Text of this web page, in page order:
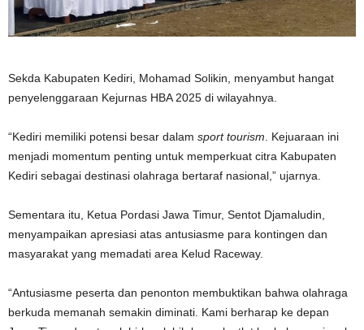
Sekda Kabupaten Kediri, Mohamad Solikin, menyambut hangat
penyelenggaraan Kejurnas HBA 2025 di wilayahnya.
“Kediri memiliki potensi besar dalam sport tourism . Kejuaraan ini
menjadi momentum penting untuk memperkuat citra Kabupaten
Kediri sebagai destinasi olahraga bertaraf nasional,” ujarnya.
Sementara itu, Ketua Pordasi Jawa Timur, Sentot Djamaludin,
menyampaikan apresiasi atas antusiasme para kontingen dan
masyarakat yang memadati area Kelud Raceway.
“Antusiasme peserta dan penonton membuktikan bahwa olahraga
berkuda memanah semakin diminati. Kami berharap ke depan